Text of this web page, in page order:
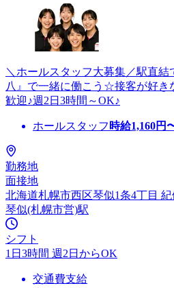
＼ホールスタッフ大募集／駅直
八』で一緒に働こう☆接客が好き
歓迎♪週2日3時間～OK♪
ホールスタッフ 時給1,160円
勤務地
面接地
北海道札幌市西区琴似1条4丁目
琴似(札幌市営)駅
シフト
1日3時間 週2日からOK
交通費支給